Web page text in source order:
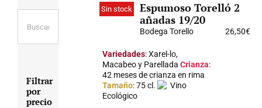
Sin stock
Espumoso Torelló 2
añadas 19/20
Bodega Torello 26,50€
Variedades: Xarel-lo,
Macabeo y Parellada Crianza:
42 meses de crianza en rima
Tamaño: 75 cl.
Vino
Ecológico
Filtrar
por
precio